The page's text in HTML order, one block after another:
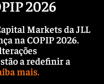
2026
Markets da JLL
na COPIP 2026.
a redefinir a
mais.